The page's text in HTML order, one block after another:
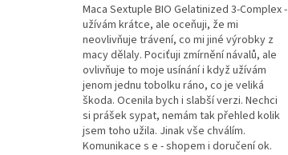
Maca Sextuple BIO Gelatinized 3-Complex -
užívám krátce, ale oceňuji, že mi
neovlivňuje trávení, co mi jiné výrobky z
macy dělaly. Pociťuji zmírnění návalů, ale
ovlivňuje to moje usínání i když užívám
jenom jednu tobolku ráno, co je veliká
škoda. Ocenila bych i slabší verzi. Nechci
si prášek sypat, nemám tak přehled kolik
jsem toho užila. Jinak vše chválím.
Komunikace s e - shopem i doručení ok.